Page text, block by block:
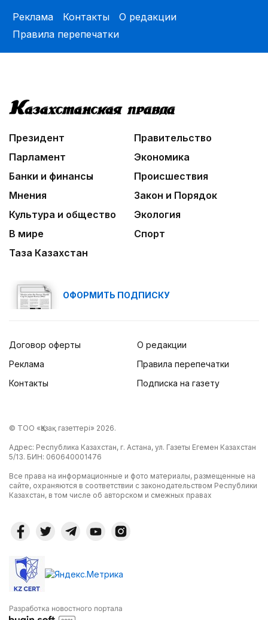
Реклама Контакты
О редакции
Правила перепечатки
Президент
Правительство
Парламент
Экономика
Банки и финансы
Происшествия
Мнения
Закон и Порядок
Культура и общество
Экология
В мире
Спорт
Таза Казахстан
ОФОРМИТЬ ПОДПИСКУ
Договор оферты
Реклама
Контакты
О редакции
Правила перепечатки
Подписка на газету
© ТОО «Қазақ газеттері» 2026.
Адрес: Республика Казахстан, г. Астана, ул. Газеты Егемен Казахстан
5/13. БИН: 060640001476
Все права на информационные и фото материалы, размещенные на
сайте, охраняются в соответствии с законодательством Республики
Казахстан, в том числе об авторском и смежных правах